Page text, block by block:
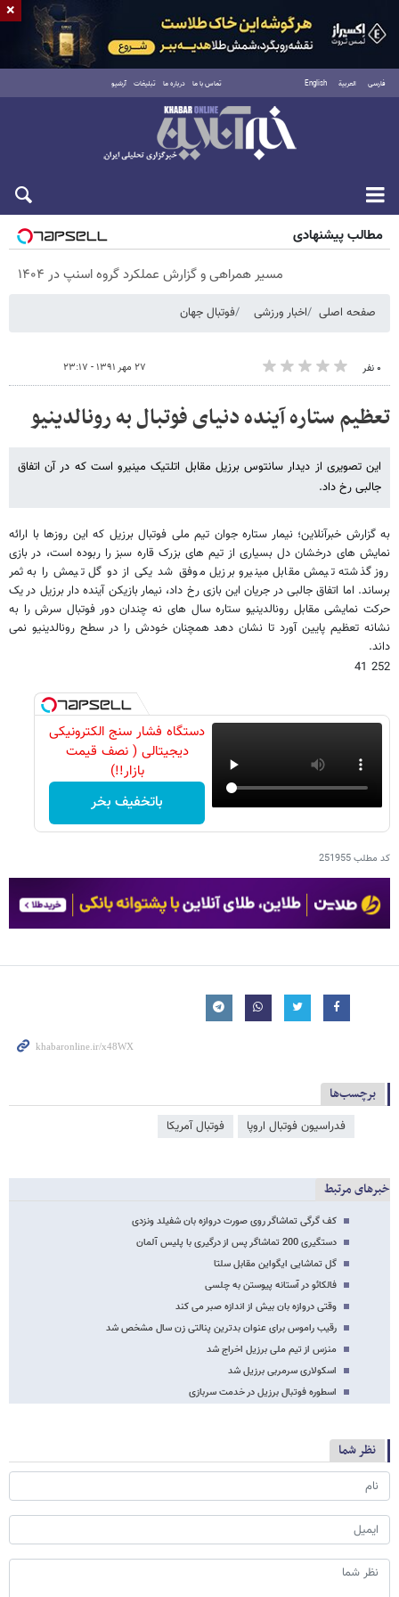
فارسی العربية English تماس با ما درباره ما تبلیغات آرشیو
پنجشنبه ۱۵ مرداد ۱۴۰۵
مطالب پیشنهادی
مسیر همراهی و گزارش عملکرد گروه اسنپ در ۱۴۰۴
صفحه اصلی اخبار ورزشی فوتبال جهان
۰ نفر ۲۷ مهر ۱۳۹۱ - ۲۳:۱۷
تعظیم ستاره آینده دنیای فوتبال به رونالدینیو
این تصویری از دیدار سانتوس برزیل مقابل اتلتیک مینیرو است که در آن اتفاق
جالبی رخ داد.
به گزارش خبرآنلاین؛ نیمار ستاره جوان تیم ملی فوتبال برزیل که این روزها با ارائه
نمایش های درخشان دل بسیاری از تیم های بزرک قاره سبز را ربوده است، در بازی
روز گذشته تیمش مقابل مینیرو برزیل موفق شد یکی از دو گل تیمش را به ثمر
برساند. اما اتفاق جالبی در جریان این بازی رخ داد، نیمار بازیکن آینده دار برزیل در یک
حرکت نمایشی مقابل رونالدینیو ستاره سال های نه چندان دور فوتبال سرش را به
نشانه تعظیم پایین آورد تا نشان دهد همچنان خودش را در سطح رونالدینیو نمی
داند.
252 41
دستگاه فشار سنج الکترونیکی
دیجیتالی ( نصف قیمت
بازار!!)
باتخفیف بخر
کد مطلب251955
برچسب‌ها
فدراسیون فوتبال اروپا فوتبال آمریکا
خبرهای مرتبط
کف گرگی تماشاگر روی صورت دروازه بان شفیلد ونزدی
دستگیری 200 تماشاگر پس از درگیری با پلیس آلمان
گل تماشایی ایگواین مقابل سلتا
فالکائو در آستانه پیوستن به چلسی
وقتی دروازه بان بیش از اندازه صبر می کند
رقیب راموس برای عنوان بدترین پنالتی زن سال مشخص شد
منزس از تیم ملی برزیل اخراج شد
اسکولاری سرمربی برزیل شد
اسطوره فوتبال برزیل در خدمت سربازی
نظر شما
×